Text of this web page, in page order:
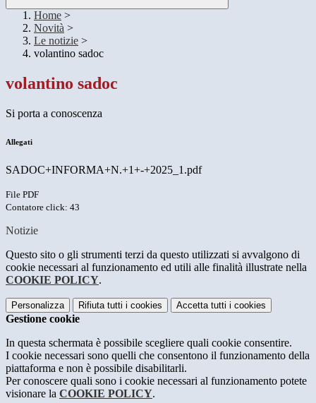
Home >
Novità >
Le notizie >
volantino sadoc
volantino sadoc
Si porta a conoscenza
Allegati
SADOC+INFORMA+N.+1+-+2025_1.pdf
File PDF
Contatore click: 43
Notizie
Questo sito o gli strumenti terzi da questo utilizzati si avvalgono di
cookie necessari al funzionamento ed utili alle finalità illustrate nella
COOKIE POLICY.
Personalizza Rifiuta tutti i cookies Accetta tutti i cookies
Gestione cookie
In questa schermata è possibile scegliere quali cookie consentire.
I cookie necessari sono quelli che consentono il funzionamento della
piattaforma e non è possibile disabilitarli.
Per conoscere quali sono i cookie necessari al funzionamento potete
visionare la COOKIE POLICY.